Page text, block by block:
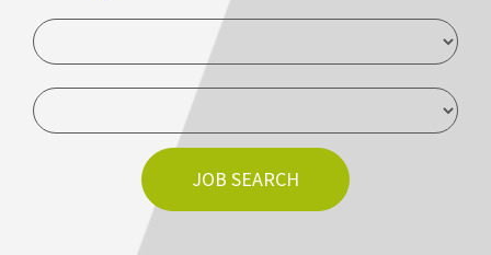
News
Contacto
Únete a Wyser
JOB SEARCH